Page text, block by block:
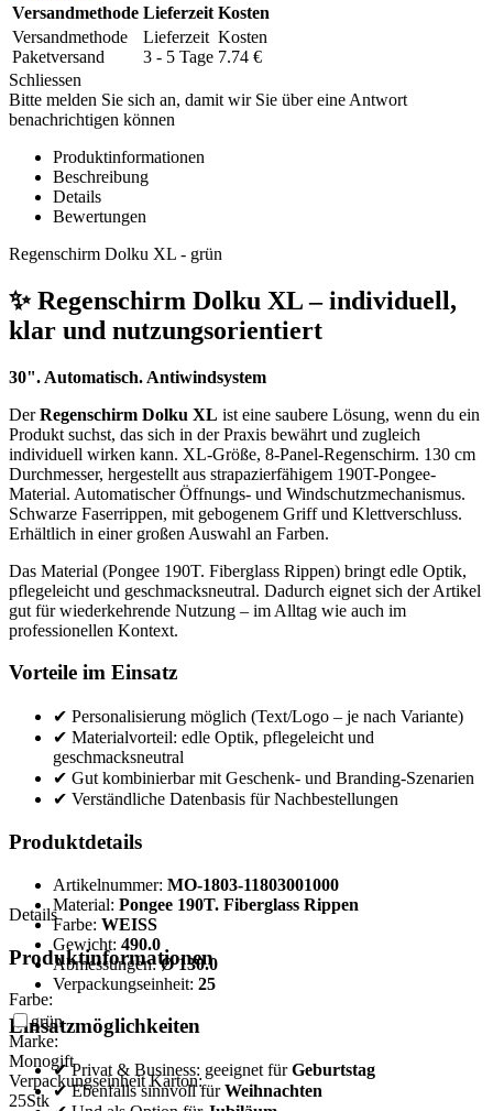
Versandmethode Lieferzeit Kosten
Versandmethode
Paketversand
Lieferzeit
3 - 5 Tage
Kosten
7.74 €
Schliessen
Bitte melden Sie sich an, damit wir Sie über eine Antwort
benachrichtigen können
Produktinformationen
Beschreibung
Details
Bewertungen
Regenschirm Dolku XL - grün
✨ Regenschirm Dolku XL – individuell,
klar und nutzungsorientiert
30". Automatisch. Antiwindsystem
DerRegenschirm Dolku XL ist eine saubere Lösung, wenn du ein
Produkt suchst, das sich in der Praxis bewährt und zugleich
individuell wirken kann. XL-Größe, 8-Panel-Regenschirm. 130 cm
Durchmesser, hergestellt aus strapazierfähigem 190T-Pongee-
Material. Automatischer Öffnungs- und Windschutzmechanismus.
Schwarze Faserrippen, mit gebogenem Griff und Klettverschluss.
Erhältlich in einer großen Auswahl an Farben.
Das Material (Pongee 190T. Fiberglass Rippen) bringt edle Optik,
pflegeleicht und geschmacksneutral. Dadurch eignet sich der Artikel
gut für wiederkehrende Nutzung – im Alltag wie auch im
professionellen Kontext.
Vorteile im Einsatz
✔ Personalisierung möglich (Text/Logo – je nach Variante)
✔ Materialvorteil: edle Optik, pflegeleicht und
geschmacksneutral
✔ Gut kombinierbar mit Geschenk- und Branding-Szenarien
✔ Verständliche Datenbasis für Nachbestellungen
Produktdetails
Artikelnummer: MO-1803-11803001000
Material: Pongee 190T. Fiberglass Rippen
Farbe: WEISS
Gewicht: 490.0
Abmessungen:Ø 130.0
Verpackungseinheit: 25
Einsatzmöglichkeiten
✔ Privat & Business: geeignet fürGeburtstag
✔ Ebenfalls sinnvoll fürWeihnachten
Details
Produktinformationen
Farbe:
grün
Marke:
Monogift
Verpackungseinheit Karton:
25Stk